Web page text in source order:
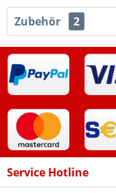
Zubehör 2
Service Hotline